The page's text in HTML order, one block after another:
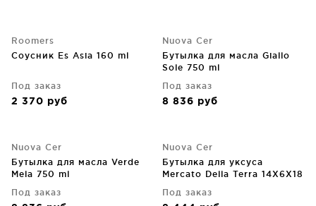
Roomers
Соусник Es Asia 160 ml
Под заказ
2 370 руб
Nuova Cer
Бутылка для масла Giallo
Sole 750 ml
Под заказ
8 836 руб
Nuova Cer
Бутылка для масла Verde
Mela 750 ml
Под заказ
Nuova Cer
Бутылка для уксуса
Mercato Della Terra 14X6X18
Под заказ